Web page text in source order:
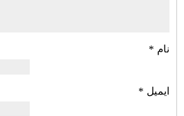
نام *
ایمیل *